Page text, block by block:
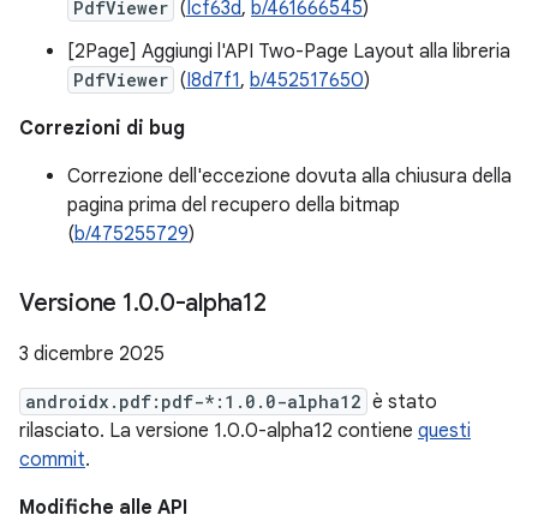
PdfViewer (Icf63d, b/461666545)
[2Page] Aggiungi l'API Two-Page Layout alla libreria
PdfViewer (I8d7f1, b/452517650)
Correzioni di bug
Correzione dell'eccezione dovuta alla chiusura della
pagina prima del recupero della bitmap
(b/475255729)
Versione 1.0.0-alpha12
3 dicembre 2025
androidx.pdf:pdf-*:1.0.0-alpha12 è stato
rilasciato. La versione 1.0.0-alpha12 contiene questi
commit.
Modifiche alle API